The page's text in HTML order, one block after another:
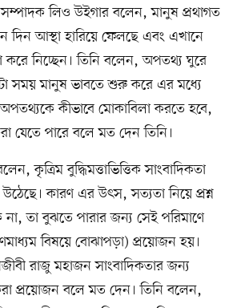
সম্পাদক লিও উইগার বলেন, মানুষ প্রথাগত
দিন আস্থা হারিয়ে ফেলছে এবং এখানে
করে নিচ্ছেন। তিনি বলেন, অপতথ্য ঘুরে
সময় মানুষ ভাবতে শুরু করে এর মধ্যে
কীভাবে মোকাবিলা করতে হবে,
যেতে পারে বলে মত দেন তিনি।
কৃত্রিম বুদ্ধিমত্তাভিত্তিক সাংবাদিকতা
উঠেছে। কারণ এর উৎস, সত্যতা নিয়ে প্রশ্ন
না, তা বুঝতে পারার জন্য সেই পরিমাণে
বিষয়ে বোঝাপড়া) প্রয়োজন হয়।
রাজু মহাজন সাংবাদিকতার জন্য
প্রয়োজন বলে মত দেন। তিনি বলেন,